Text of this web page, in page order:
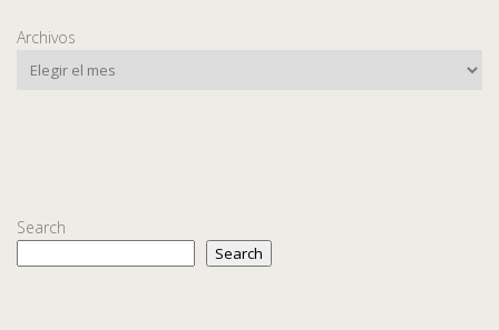
Archivos
Search
Search